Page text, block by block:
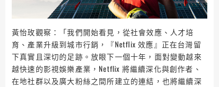
黃怡玫觀察：「我們開始看見，從社會效應、人才培
育、產業升級到城市行銷，『Netflix 效應』正在台灣留
下真實且深切的足跡。放眼下一個十年，面對變動越來
越快速的影視娛樂產業，Netflix 將繼續深化與創作者、
在地社群以及廣大粉絲之間所建立的連結，也將繼續深